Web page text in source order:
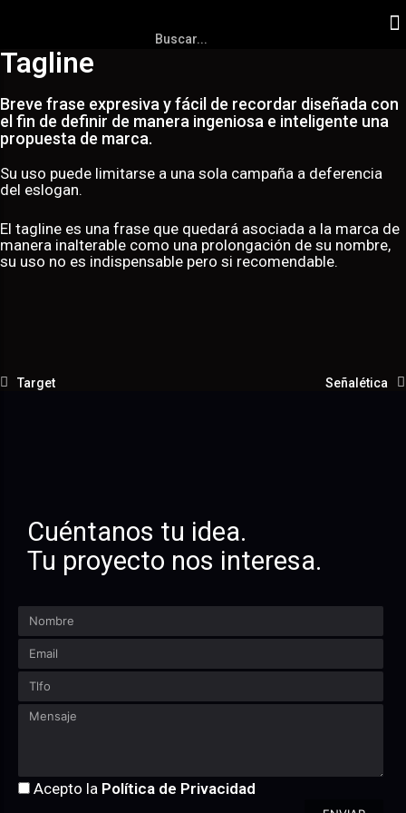
Tagline
Breve frase expresiva y fácil de recordar diseñada con
el fin de definir de manera ingeniosa e inteligente una
propuesta de marca.
Su uso puede limitarse a una sola campaña a deferencia
del eslogan.
El tagline es una frase que quedará asociada a la marca de
manera inalterable como una prolongación de su nombre,
su uso no es indispensable pero si recomendable.
Target Señalética
Cuéntanos tu idea.
Tu proyecto nos interesa.
Acepto la Política de Privacidad